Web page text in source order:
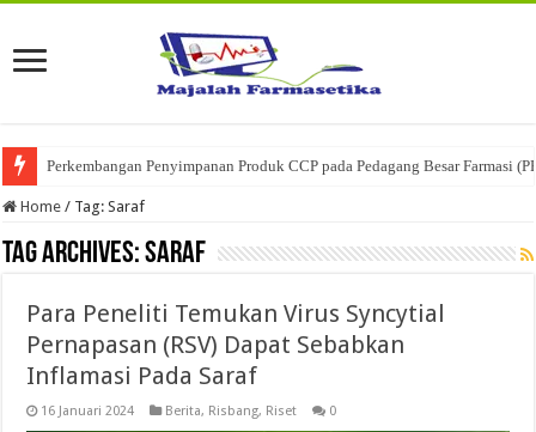
Perkembangan Penyimpanan Produk CCP pada Pedagang Besar Farmasi
Home / Tag:Saraf
Tag Archives:Saraf
Para Peneliti Temukan Virus Syncytial
Pernapasan (RSV) Dapat Sebabkan
Inflamasi Pada Saraf
16 Januari 2024 Berita, Risbang, Riset 0